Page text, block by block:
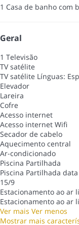
1 Casa de banho com
Geral
1 Televisão
TV satélite
TV satélite Línguas:
Elevador
Lareira
Cofre
Acesso internet
Acesso internet Wifi
Secador de cabelo
Aquecimento central
Ar-condicionado
Piscina Partilhada
Piscina Partilhada
15/9
Estacionamento ao ar
Estacionamento ao ar
Ver mais Ver menos
Mostrar mais